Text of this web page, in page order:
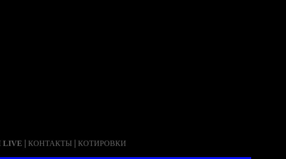
LIVE | КОНТАКТЫ | КОТИРОВКИ